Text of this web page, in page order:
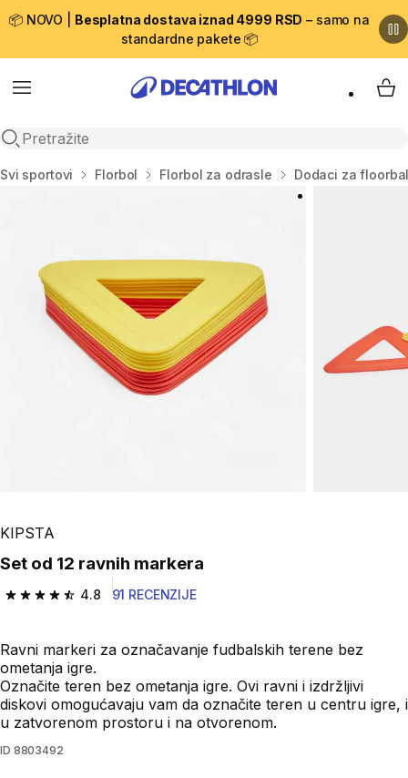
📦 NOVO | Besplatna dostava iznad 4999 RSD – samo na
standardne pakete 📦
Menu
Open search
My
Početna stranica
Svi sportovi Florbol Florbol za odrasle Dodaci za
KIPSTA
Set od 12 ravnih markera
4.8
4.8 od 5 zvezdica from 91 Recenzije
91 RECENZIJE
Ravni markeri za označavanje fudbalskih terene bez
ometanja igre.
Označite teren bez ometanja igre. Ovi ravni i izdržljivi
diskovi omogućavaju vam da označite teren u centru igre, i
u zatvorenom prostoru i na otvorenom.
ID 8803492